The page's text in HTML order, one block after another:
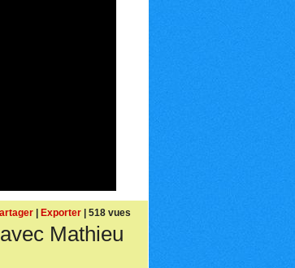
| Exporter | 518 vues
Mathieu